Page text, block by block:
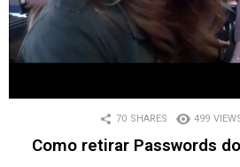
70 SHARES 499
Como retirar Passwords